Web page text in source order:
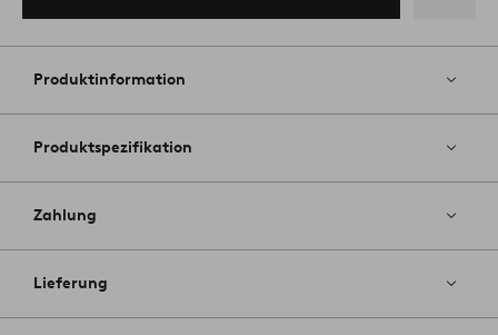
Favoriten
Produktinformation
Produktspezifikation
Zahlung
Lieferung